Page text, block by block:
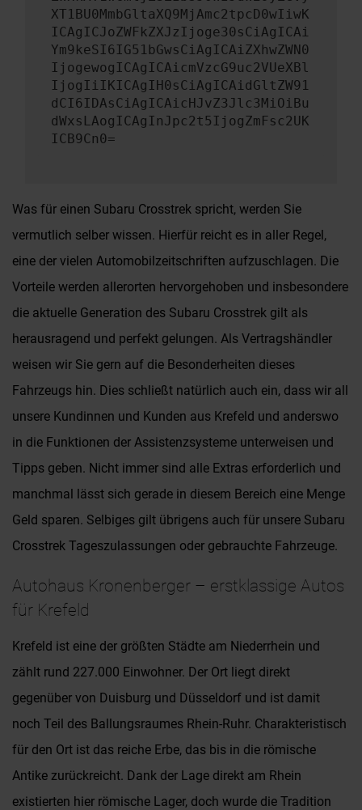
XT1BU0MmbGltaXQ9MjAmc2tpcD0wIiwK
ICAgICJoZWFkZXJzIjoge30sCiAgICAi
Ym9keSI6IG51bGwsCiAgICAiZXhwZWN0
IjogewogICAgICAicmVzcG9uc2VUeXBl
IjogIiIKICAgIH0sCiAgICAidGltZW91
dCI6IDAsCiAgICAicHJvZ3Jlc3MiOiBu
dWxsLAogICAgInJpc2t5IjogZmFsc2UK
ICB9Cn0=
Was für einen Subaru Crosstrek spricht, werden Sie
vermutlich selber wissen. Hierfür reicht es in aller Regel,
eine der vielen Automobilzeitschriften aufzuschlagen. Die
Vorteile werden allerorten hervorgehoben und insbesondere
die aktuelle Generation des Subaru Crosstrek gilt als
herausragend und perfekt gelungen. Als Vertragshändler
weisen wir Sie gern auf die Besonderheiten dieses
Fahrzeugs hin. Dies schließt natürlich auch ein, dass wir all
unsere Kundinnen und Kunden aus Krefeld und anderswo
in die Funktionen der Assistenzsysteme unterweisen und
Tipps geben. Nicht immer sind alle Extras erforderlich und
manchmal lässt sich gerade in diesem Bereich eine Menge
Geld sparen. Selbiges gilt übrigens auch für unsere Subaru
Crosstrek Tageszulassungen oder gebrauchte Fahrzeuge.
Autohaus Kronenberger – erstklassige Autos
für Krefeld
Krefeld ist eine der größten Städte am Niederrhein und
zählt rund 227.000 Einwohner. Der Ort liegt direkt
gegenüber von Duisburg und Düsseldorf und ist damit
noch Teil des Ballungsraumes Rhein-Ruhr. Charakteristisch
für den Ort ist das reiche Erbe, das bis in die römische
Antike zurückreicht. Dank der Lage direkt am Rhein
existierten hier römische Lager, doch wurde die Tradition